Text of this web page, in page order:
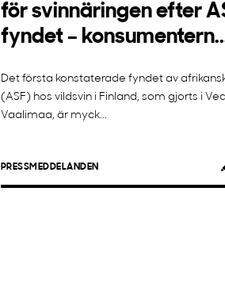
för svinnäringen efter
fyndet –
Det första konstaterade fyndet av
(ASF) hos vildsvin i Finland, som gjorts i
Vaalimaa, är myck...
PRESSMEDDELANDEN